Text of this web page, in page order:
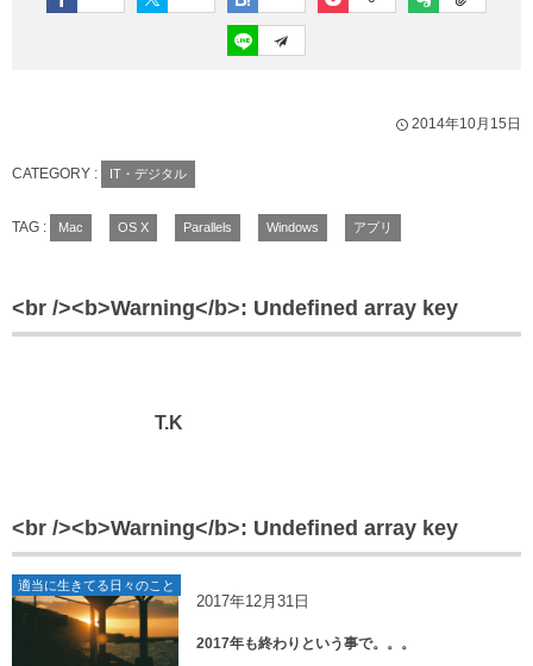
2014年10月15日
CATEGORY : IT・デジタル
TAG : Mac OS X Parallels Windows アプリ
<br /><b>Warning</b>: Undefined array key
T.K
<br /><b>Warning</b>: Undefined array key
適当に生きてる日々のこと
2017年12月31日
2017年も終わりという事で。。。